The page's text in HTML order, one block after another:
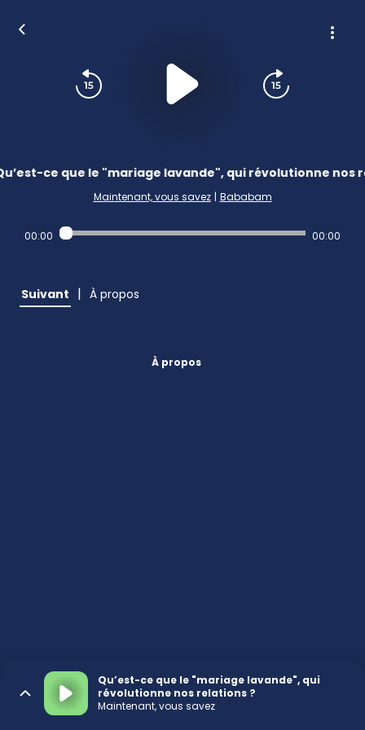
ce que le "mariage lavande", qui révolutionne nos
Maintenant, vous savez | Bababam
00:00 00:00
Suivant | À propos
À propos
Qu’est-ce que le "mariage lavande", qui
révolutionne nos relations ?
Maintenant, vous savez